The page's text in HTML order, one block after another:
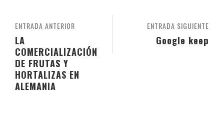
ENTRADA SIGUIENTE
Google keep
ENTRADA ANTERIOR
LA
COMERCIALIZACIÓN
DE FRUTAS Y
HORTALIZAS EN
ALEMANIA